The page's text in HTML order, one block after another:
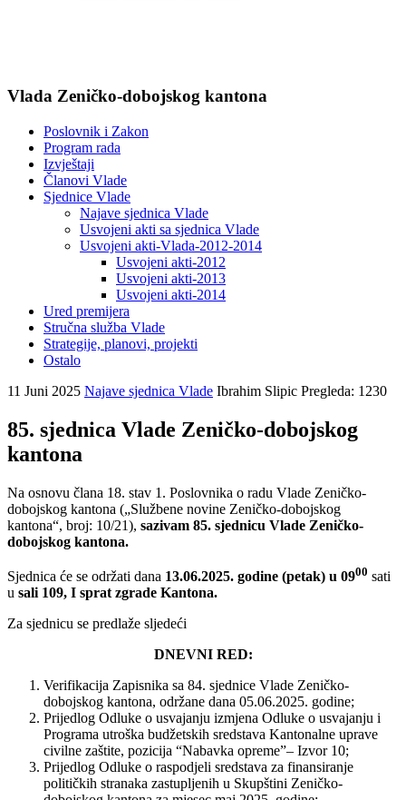
Vlada Zeničko-dobojskog kantona
Poslovnik i Zakon
Program rada
Izvještaji
Članovi Vlade
Sjednice Vlade
Najave sjednica Vlade
Usvojeni akti sa sjednica Vlade
Usvojeni akti-Vlada-2012-2014
Usvojeni akti-2012
Usvojeni akti-2013
Usvojeni akti-2014
Ured premijera
Stručna služba Vlade
Strategije, planovi, projekti
Ostalo
11 Juni 2025 Najave sjednica Vlade Ibrahim Slipic Pregleda: 1230
85. sjednica Vlade Zeničko-dobojskog
kantona
Na osnovu člana 18. stav 1. Poslovnika o radu Vlade Zeničko-
dobojskog kantona („Službene novine Zeničko-dobojskog
kantona“, broj: 10/21), sazivam 85. sjednicu Vlade Zeničko-
dobojskog kantona.
Sjednica će se održati dana 13.06.2025. godine (petak) u 0900 sati
u sali 109, I sprat zgrade Kantona.
Za sjednicu se predlaže sljedeći
DNEVNI RED:
Verifikacija Zapisnika sa 84. sjednice Vlade Zeničko-
dobojskog kantona, održane dana 05.06.2025. godine;
Prijedlog Odluke o usvajanju izmjena Odluke o usvajanju i
Programa utroška budžetskih sredstava Kantonalne uprave
civilne zaštite, pozicija “Nabavka opreme”– Izvor 10;
Prijedlog Odluke o raspodjeli sredstava za finansiranje
političkih stranaka zastupljenih u Skupštini Zeničko-